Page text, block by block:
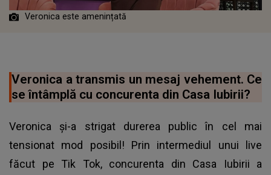
Veronica este amenințată
Veronica a transmis un mesaj vehement. Ce
se întâmplă cu concurenta din Casa Iubirii?
Veronica și-a strigat durerea public în cel mai
tensionat mod posibil! Prin intermediul unui live
făcut pe Tik Tok, concurenta din Casa Iubirii a